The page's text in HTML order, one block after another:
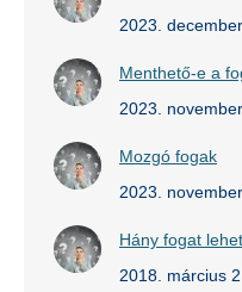
2023.
Menthető-e a
2023.
Mozgó fogak
2023.
Hány fogat
2018. március